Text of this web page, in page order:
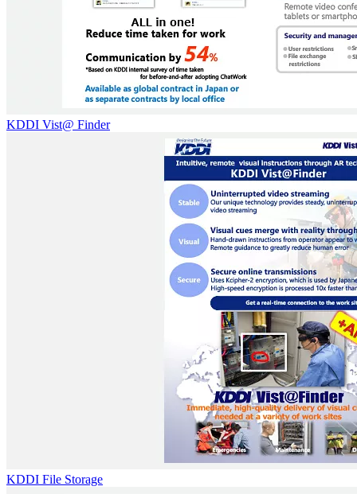
KDDI Vist@ Finder
KDDI File Storage